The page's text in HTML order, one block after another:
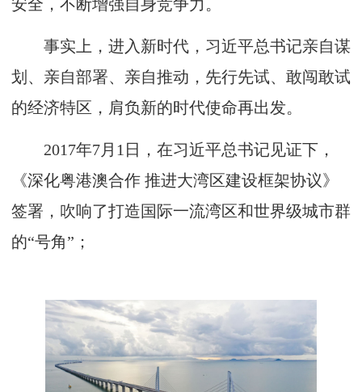
安全，不断增强自身竞争力。
事实上，进入新时代，习近平总书记亲自谋
划、亲自部署、亲自推动，先行先试、敢闯敢试
的经济特区，肩负新的时代使命再出发。
2017年7月1日，在习近平总书记见证下，
《深化粤港澳合作 推进大湾区建设框架协议》
签署，吹响了打造国际一流湾区和世界级城市群
的“号角”；